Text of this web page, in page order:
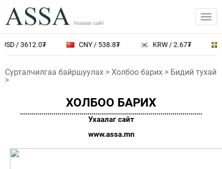
USD / 3612.0₮ CNY / 538.8₮ KRW / 2.67₮
Сурталчилгаа байршуулах > Холбоо барих > Бидий тухай
>
ХОЛБОО БАРИХ
............................................................................................
Ухаалаг сайт
www.assa.mn